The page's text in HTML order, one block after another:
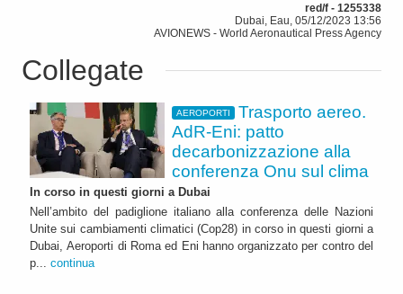
red/f - 1255338
Dubai, Eau, 05/12/2023 13:56
AVIONEWS - World Aeronautical Press Agency
Collegate
AEROPORTI
Trasporto aereo.
AdR-Eni: patto
decarbonizzazione alla
conferenza Onu sul clima
In corso in questi giorni a Dubai
Nell’ambito del padiglione italiano alla conferenza delle Nazioni
Unite sui cambiamenti climatici (Cop28) in corso in questi giorni a
Dubai, Aeroporti di Roma ed Eni hanno organizzato per contro del
p... continua